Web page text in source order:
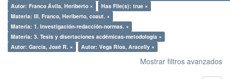
Autor: Franco Ávila, Heriberto ×
Has File(s): true ×
Materia: III. Franco, Heriberto, coaut. ×
Materia: 1. Investigación-redacción-normas. ×
Materia: 3. Tesis y disertaciones acdémicas-metodología ×
Autor: García, José R. ×
Autor: Vega Ríos, Aracelly ×
Mostrar filtros avanzados